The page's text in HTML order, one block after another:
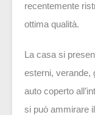
recentemente
ottima qualità.
La casa si
esterni, verande,
auto coperto
si può ammirare